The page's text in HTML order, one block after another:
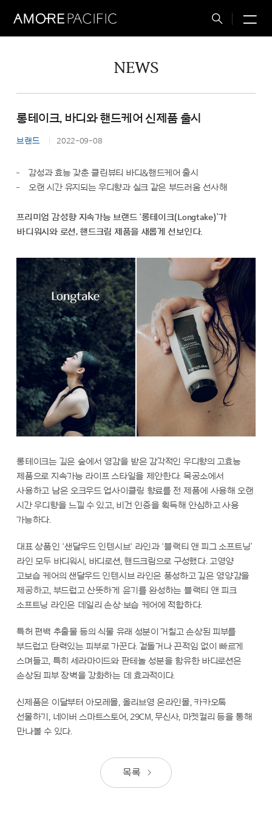
Total
NEWS
롱테이크, 바디와 핸드케어 신제품 출시
브랜드 2022-09-08
감성과 효능 갖춘 클린뷰티 바디&핸드케어 출시
오랜 시간 유지되는 우디향과 실크 같은 부드러움 선사해
프리미엄 감성향 지속가능 브랜드 ‘롱테이크(Longtake)’가
바디워시와 로션, 핸드크림 제품을 새롭게 선보인다.
롱테이크는 깊은 숲에서 영감을 받은 감각적인 우디향의 고효능
제품으로 지속가능 라이프 스타일을 제안한다. 목공소에서
사용하고 남은 오크우드 업사이클링 향료를 전 제품에 사용해 오랜
시간 우디향을 느낄 수 있고, 비건 인증을 획득해 안심하고 사용
가능하다.
대표 상품인 ‘샌달우드 인텐시브‘ 라인과 ‘블랙티 앤 피그 소프트닝’
라인 모두 바디워시, 바디로션, 핸드크림으로 구성했다. 고영양
고보습 케어의 샌달우드 인텐시브 라인은 풍성하고 깊은 영양감을
제공하고, 부드럽고 산뜻하게 윤기를 완성하는 블랙티 앤 피크
소프트닝 라인은 데일리 손상·보습 케어에 적합하다.
특허 편백 추출물 등의 식물 유래 성분이 거칠고 손상된 피부를
부드럽고 탄력있는 피부로 가꾼다. 겉돌거나 끈적임 없이 빠르게
스며들고, 특히 세라마이드와 판테놀 성분을 함유한 바디로션은
손상된 피부 장벽을 강화하는 데 효과적이다.
신제품은 이달부터 아모레몰, 올리브영 온라인몰, 카카오톡
선물하기, 네이버 스마트스토어, 29CM, 무신사, 마켓컬리 등을 통해
만나볼 수 있다.
목록